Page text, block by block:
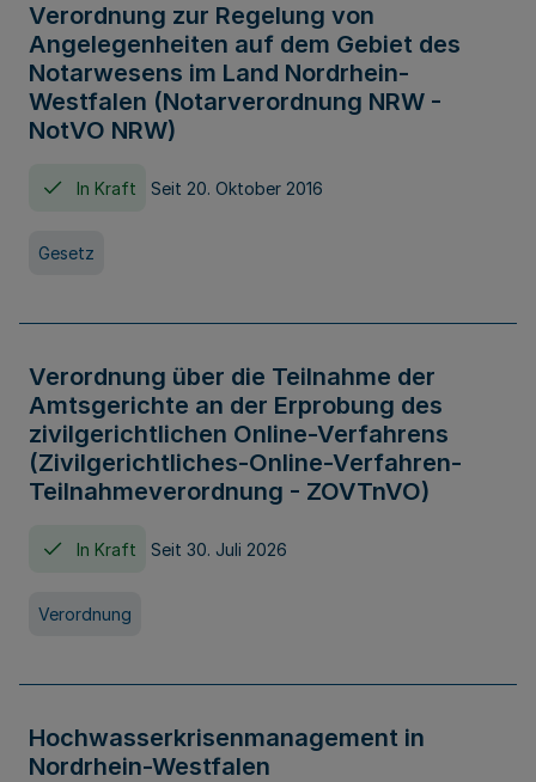
Verordnung zur Regelung von
Angelegenheiten auf dem Gebiet des
Notarwesens im Land Nordrhein-
Westfalen (Notarverordnung NRW -
NotVO NRW)
In Kraft Seit 20. Oktober 2016
Gesetz
Verordnung über die Teilnahme der
Amtsgerichte an der Erprobung des
zivilgerichtlichen Online-Verfahrens
(Zivilgerichtliches-Online-Verfahren-
Teilnahmeverordnung - ZOVTnVO)
In Kraft Seit 30. Juli 2026
Verordnung
Hochwasserkrisenmanagement in
Nordrhein-Westfalen